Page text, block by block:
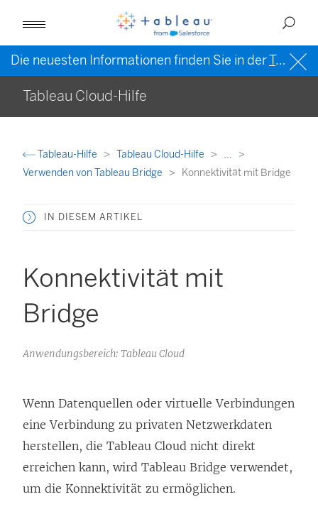
Die neuesten Informationen finden Sie in derTableau-Hilfe in englischer Sprache (US)
Tableau Cloud-Hilfe
Tableau-Hilfe Tableau Cloud-Hilfe
...
Verwenden von Tableau Bridge
Konnektivität mit Bridge
IN DIESEM ARTIKEL
Konnektivität mit
Bridge
Anwendungsbereich: Tableau Cloud
Wenn Datenquellen oder virtuelle Verbindungen
eine Verbindung zu privaten Netzwerkdaten
herstellen, die Tableau Cloud nicht direkt
erreichen kann, wird Tableau Bridge verwendet,
um die Konnektivität zu ermöglichen.